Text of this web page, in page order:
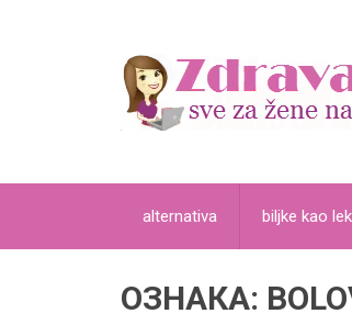
alternativa biljke kao lek
ОЗНАКА: